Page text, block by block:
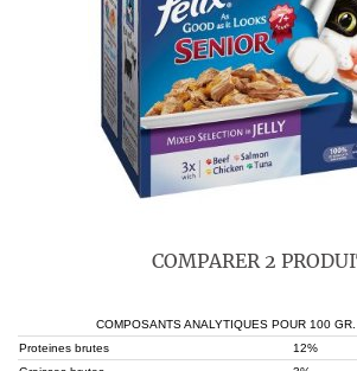
COMPARER 2
COMPOSANTS ANALYTIQUES POUR 100 GR.
Proteines brutes
12%